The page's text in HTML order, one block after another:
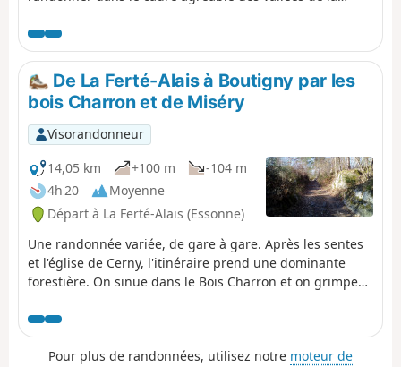
cette randonnée en rejoignant la gare de départ (1,8km
de plus) et d'en profiter pour visiter cette petite ville qui
le mérite.
De La Ferté-Alais à Boutigny par les
bois Charron et de Miséry
Visorandonneur
14,05 km
+100 m
-104 m
4h 20
Moyenne
Départ à La Ferté-Alais (Essonne)
Une randonnée variée, de gare à gare. Après les sentes
et l'église de Cerny, l'itinéraire prend une dominante
forestière. On sinue dans le Bois Charron et on grimpe
rocher. Après l'agréable traversée du Bois de Miséry, on
retrouve la vallée de l'Essonne et ses villages.
Pour plus de randonnées, utilisez notre moteur de